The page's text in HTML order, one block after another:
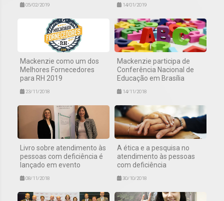
05/02/2019 14/01/2019
Mackenzie como um dos
Melhores Fornecedores
para RH 2019
23/11/2018
Mackenzie participa de
Conferência Nacional de
Educação em Brasília
14/11/2018
Livro sobre atendimento às
pessoas com deficiência é
lançado em evento
08/11/2018
A ética e a pesquisa no
atendimento às pessoas
com deficiência
30/10/2018